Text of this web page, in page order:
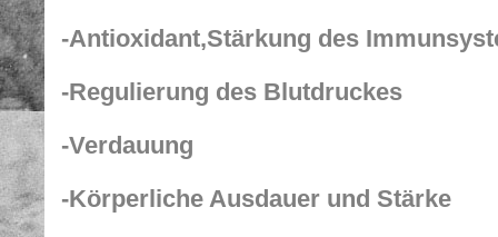
-Antioxidant,Stärkung des
-Regulierung des Blutdruckes
-Verdauung
-Körperliche Ausdauer und Stärke